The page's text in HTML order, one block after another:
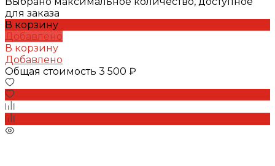
для заказа
В корзину
Добавлено
В корзину
Добавлено
Общая стоимость 3 500 ₽